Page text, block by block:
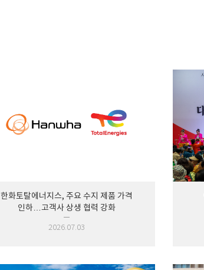
한화토탈에너지스, 주요 수지 제품 가격
인하…고객사 상생 협력 강화
2026.07.03